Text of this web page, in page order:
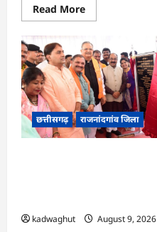
Read MoreRead
more
CG
:
15
अगस्त
से
पहले
रायपुर
में
हाई
अलर्ट,
43
…
छत्तीसगढ़ राजनांदगांव जिला
kadwaghut
August 9, 2026